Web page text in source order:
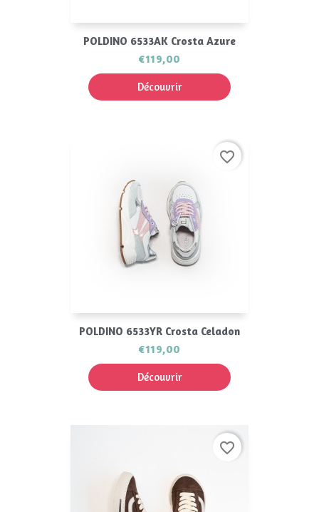
POLDINO 6533AK Crosta Azure
€119,00
Découvrir
POLDINO 6533YR Crosta Celadon
€119,00
Découvrir
favorite_border
favorite_border